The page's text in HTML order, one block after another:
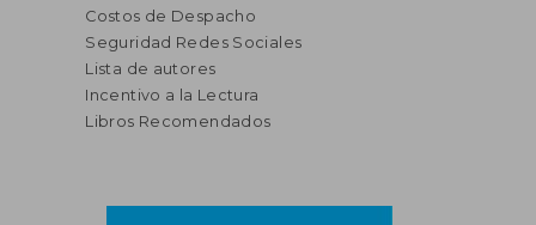
Costos de Despacho
Seguridad Redes Sociales
Lista de autores
Incentivo a la Lectura
Libros Recomendados